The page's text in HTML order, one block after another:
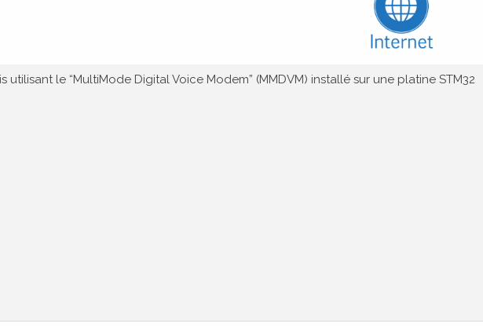
utilisant le “MultiMode Digital Voice Modem” (MMDVM) installé sur une platine STM32